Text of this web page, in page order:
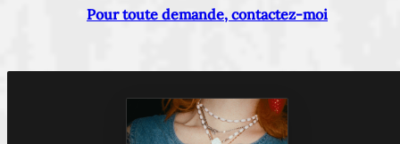
Pour toute demande, contactez-moi